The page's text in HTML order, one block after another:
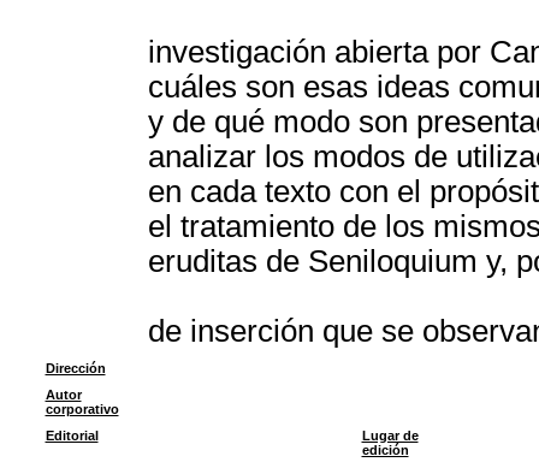
investigación abierta por
cuáles son esas ideas
y de qué modo son
analizar los modos de
en cada texto con el
el tratamiento de los
eruditas de Seniloquium y,
de inserción que se
Dirección
Autor
corporativo
Editorial
Lugar de
edición